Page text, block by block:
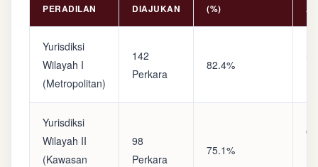
PERADILAN
DIAJUKAN
(%)
Yurisdiksi
Wilayah I
(Metropolitan)
142
Perkara
82.4%
Yurisdiksi
Wilayah II
(Kawasan
98
Perkara
75.1%